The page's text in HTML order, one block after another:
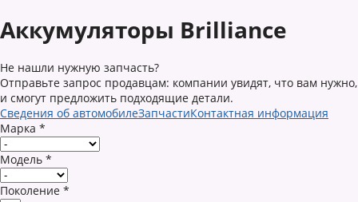
Аккумуляторы Brilliance
Не нашли нужную запчасть?
Отправьте запрос продавцам: компании увидят, что вам нужно,
и смогут предложить подходящие детали.
Сведения об автомобилеЗапчастиКонтактная информация
Марка *
Модель *
Поколение *